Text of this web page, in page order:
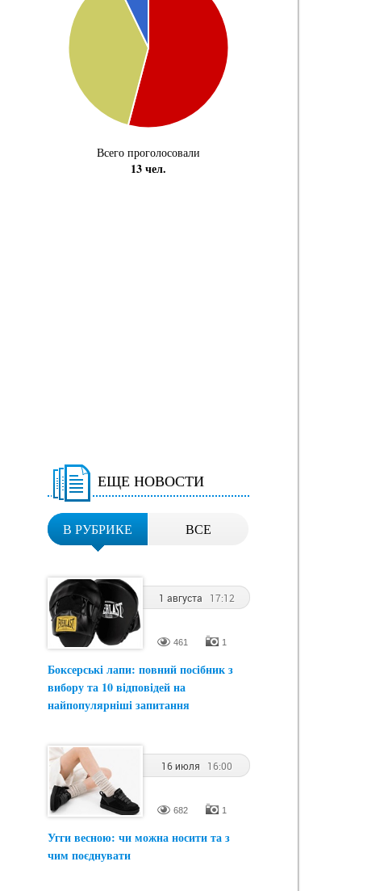
Всего проголосовали
13 чел.
ЕЩЕ НОВОСТИ
В РУБРИКЕ ВСЕ
1 августа 17:12
461 1
Боксерські лапи: повний посібник з
вибору та 10 відповідей на
найпопулярніші запитання
16 июля 16:00
682 1
Угги весною: чи можна носити та з
чим поєднувати